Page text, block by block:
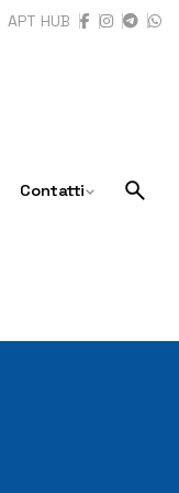
APT HUB
Contatti